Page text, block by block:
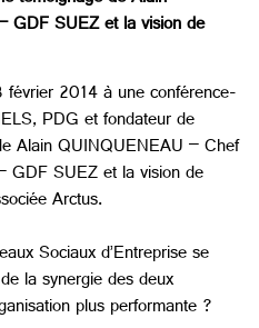
GDF SUEZ et la vision de
2014 à une conférence-
PDG et fondateur de
Alain QUINQUENEAU – Chef
GDF SUEZ et la vision de
Arctus.
Sociaux d’Entreprise se
la synergie des deux
plus performante ?